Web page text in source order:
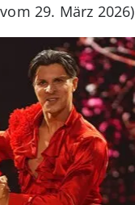
29. März 2026)